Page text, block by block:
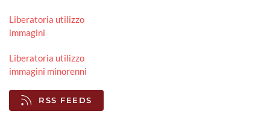
ArezzoTv
00:26:35 - Mercoledì, 04 Aprile 2018
ArezzoTv
Liberatoria utilizzo
immagini
Liberatoria utilizzo
immagini minorenni
RSS FEEDS